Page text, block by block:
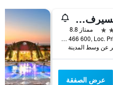
يثرا ريسيرف - كاليدريا 5
ممتاز 8.8
SS 106 Km 466 600, Loc. Principessa, كاستيلانيتا, مقاطعة تارانتو, إيطاليا
عرض الصفقة